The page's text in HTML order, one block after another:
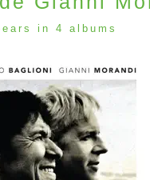
in 4 albums